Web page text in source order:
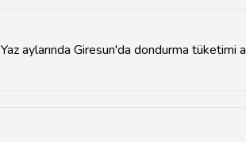
Yaz aylarında Giresun'da dondurma tüketimi